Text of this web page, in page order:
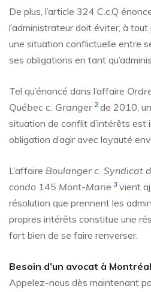
De plus, l’article 324 C.c.Q
l’administrateur doit éviter, à
une situation conflictuelle entre
ses obligations en tant
Tel qu’énoncé dans l’affaire
Québec c. Granger 2 de 2010,
situation de conflit d’intérêts est
obligation d’agir avec loyauté
L’affaire Boulanger c. Syndicat
condo 145 Mont-Marie 3 vient
résolution que prennent les
propres intérêts constitue une
fort bien de se faire renverser.
Besoin d’un avocat à
Appelez-nous dès maintenant